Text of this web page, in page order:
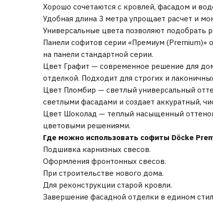
Хорошо сочетаются с кровлей, фасадом и
Удобная длина 3 метра упрощает расчет и
Универсальные цвета позволяют подобрать
Панели софитов серии «Премиум (Premium)»
на панели стандартной серии.
Цвет Графит — современное решение для
отделкой. Подходит для строгих и
Цвет Пломбир — светлый универсальный
светлыми фасадами и создает аккуратный,
Цвет Шоколад — теплый насыщенный
цветовыми решениями.
Где можно использовать софиты Döcke
Подшивка карнизных свесов.
Оформления фронтонных свесов.
При строительстве нового дома.
Для реконструкции старой кровли.
Завершение фасадной отделки в едином